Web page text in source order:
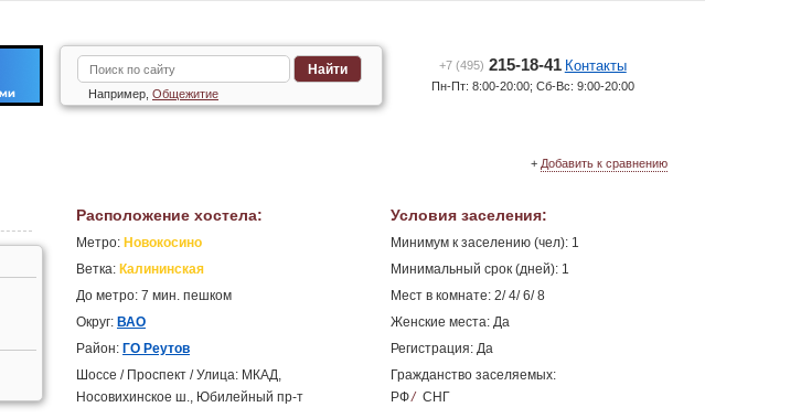
Найти
Например, Общежитие
+7 (495) 215-18-41 Контакты
Пн-Пт: 8:00-20:00; Сб-Вс: 9:00-20:00
+ Добавить к сравнению
Расположение хостела:
Метро: Новокосино
Ветка: Калининская
До метро: 7 мин. пешком
Округ: ВАО
Район: ГО Реутов
Шоссе / Проспект / Улица: МКАД,
Носовихинское ш., Юбилейный пр-т
Условия заселения:
Минимум к заселению (чел): 1
Минимальный срок (дней): 1
Мест в комнате: 2/ 4/ 6/ 8
Женские места: Да
Регистрация: Да
Гражданство заселяемых:
РФ/ СНГ